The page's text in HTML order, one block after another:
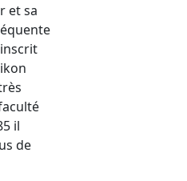
et sa
il
de